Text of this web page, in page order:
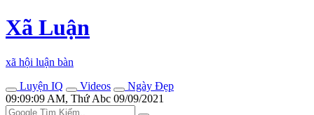
Xã Luận
xã hội luận bàn
Luyện IQ
Videos
Ngày Đẹp
09:09:09 AM, Thứ Abc 09/09/2021